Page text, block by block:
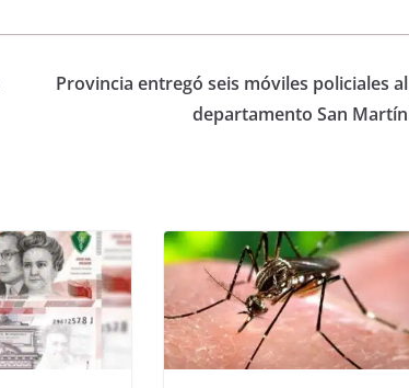
Provincia entregó seis móviles policiales al
departamento San Martín